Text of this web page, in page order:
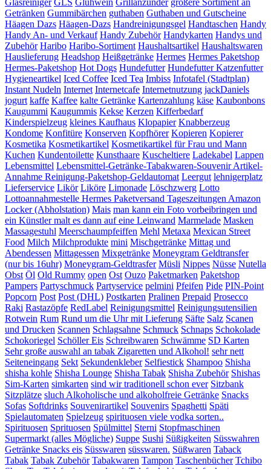
Getränken Gummibärchen guthaben Guthaben und Gutscheine
Häagen Dazs Häagen-Dazs Handreinigungsgel Handtaschen Handy
Handy An- und Verkauf Handy Zubehör Handykarten Handys und
Zubehör Haribo Haribo-Sortiment Haushaltsartikel Haushaltswaren
Hauslieferung Headshop Heißgetränke Hermes Hermes Paketshop
Hermes-Paketshop Hot Dogs Hundefutter Hundefutter Katzenfutter
Hygieneartikel Iced Coffee Iced Tea Imbiss Infotafel (Stadtplan)
Instant Nudeln Internet Internetcafe Internetnutzung jackDaniels
jogurt kaffe Kaffee kalte Getränke Kartenzahlung käse Kaubonbons
Kaugummi Kaugummis Kekse Kerzen Kifferbedarf
Kinderspielzeug kleines Kaufhaus Klopapier Knabberzeug
Kondome Konfitüre Konserven Kopfhörer Kopieren Kopierer
Kosmetika Kosmetikartikel Kosmetikartikel für Frau und Mann
Kuchen Kundentoilette Kunsthaare Kuscheltiere Ladekabel Lappen
Lebensmittel Lebensmittel-Getränke-Tabakwaren-Souvenir Artikel-
Annahme Reinigung-Paketshop-Geldautomat Leergut lehnigerplatz
Lieferservice Likör Liköre Limonade Löschzwerg Lotto
Lottoannahmestelle Hermes Paketversand Tageszeitungen Amazon
Locker (Abholstation) Mais man kann ein Foto vorbeibringen und
ein Künstler malt es dann auf eine Leinwand Marmelade Masken
Massagestuhl Meerschaumpfeiffen Mehl Metaxa Mexican Street
Food Milch Milchprodukte mini Mischgetränke Mittag und
Abendessen Mittagessen Mixgetränke Moneygram Geldtransfer
(nur bis 16uhr) Moneygram-Geldtrasfer Müsli Nippes Nüsse Nutella
Obst Öl Old Rummy open Ost Ouzo Paketmarken Paketshop
Pampers Partyschmuck Partyservice pelmini Pfeifen Pide PIN-Point
Popcorn Post Post (DHL) Postkarten Pralinen Prepaid Prosecco
Raki Rastazöpfe RedLabel Reinigungsmittel Reinigungsutensilien
Rotwein Rum Rund um die Uhr mit Lieferung Säfte Salz Scanen
und Drucken Scannen Schlagsahne Schmuck Schnaps Schokolade
Schokoriegel Schöller Eis Schreibwaren Schwämme SD Karten
Sehr große auswahl an tabak Zigaretten und Alkohol! sehr nett
Seiteneingang Sekt Sekundenkleber Selfiestick Shampoo Shisha
shisha kohle Shisha Lounge Shisha Tabak Shisha Zubehör Shishas
Sim-Karten simkarten sind wir traditionell schon ever Sitzbank
Sitzplätze sluch Alkoholische und alkoholfreie Getränke Snacks
Sofas Softdrinks Souvenirartikel Souvenirs Spaghetti Späti
Spielautomaten Spielzeug spirituosen viele vodka sorten..
Spirituosen Sprituosen Spülmittel Sterni Stopfmaschinen
Supermarkt (alles Mögliche) Suppe Sushi Süßigkeiten Süsswahren
Getränke Snacks eis Süsswaren süsswaren. Süßwaren Taback
Tabak Tabak Zubehör Tabakwaren Tampon Taschenbücher Tchibo